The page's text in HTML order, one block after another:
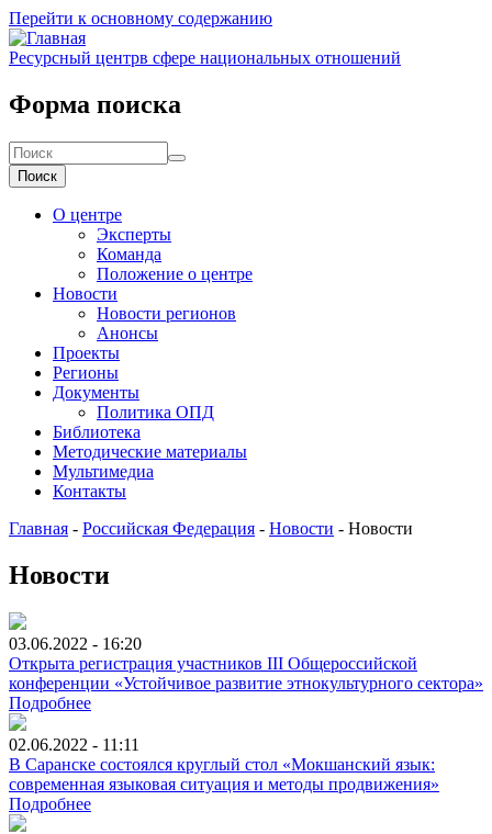
Перейти к основному содержанию
Ресурсный центрв сфере национальных отношений
Форма поиска
Поиск
О центре
Эксперты
Команда
Положение о центре
Новости
Новости регионов
Анонсы
Проекты
Регионы
Документы
Политика ОПД
Библиотека
Методические материалы
Мультимедиа
Контакты
Главная - Российская Федерация - Новости - Новости
Новости
03.06.2022 - 16:20
Открыта регистрация участников III Общероссийской
конференции «Устойчивое развитие этнокультурного сектора»
Подробнее
02.06.2022 - 11:11
В Саранске состоялся круглый стол «Мокшанский язык:
современная языковая ситуация и методы продвижения»
Подробнее